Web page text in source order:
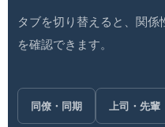
タブを切り替えると、関
を確認できます。
同僚・同期 上司・先輩